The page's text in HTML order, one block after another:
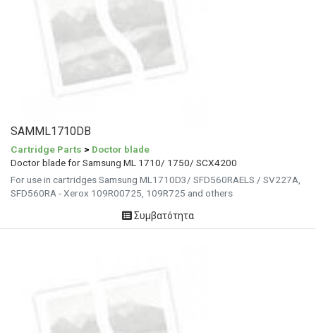
SAMML1710DB
Cartridge Parts > Doctor blade
Doctor blade for Samsung ML 1710/ 1750/ SCX4200
For use in cartridges Samsung ML1710D3/ SFD560RAELS / SV227A,
SFD560RA - Xerox 109R00725, 109R725 and others
Συμβατότητα